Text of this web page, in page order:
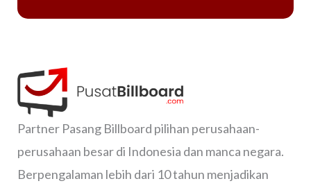
Partner Pasang Billboard pilihan perusahaan-
perusahaan besar di Indonesia dan manca negara.
Berpengalaman lebih dari 10 tahun menjadikan